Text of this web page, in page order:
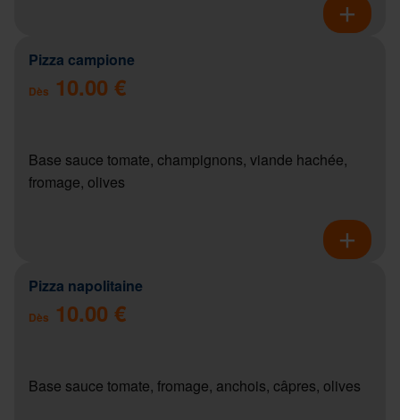
Pizza campione
Dès 10.00 €
Base sauce tomate, champignons, viande hachée,
fromage, olives
Pizza napolitaine
Dès 10.00 €
Base sauce tomate, fromage, anchois, câpres, olives